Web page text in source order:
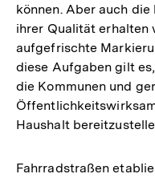
können. Aber auch
ihrer Qualität erhalten
aufgefrischte
diese Aufgaben gilt
die Kommunen und
Haushalt
Fahrradstraßen